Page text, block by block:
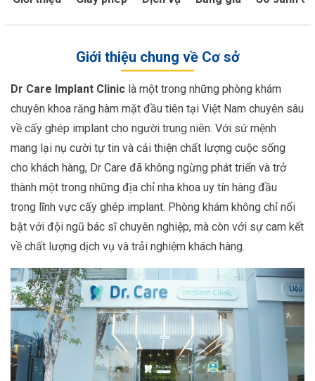
Giới thiệu chung về Cơ sở
Dr Care Implant Clinic là một trong những phòng khám
chuyên khoa răng hàm mặt đầu tiên tại Việt Nam chuyên sâu
về cấy ghép implant cho người trung niên. Với sứ mệnh
mang lại nụ cười tự tin và cải thiện chất lượng cuộc sống
cho khách hàng, Dr Care đã không ngừng phát triển và trở
thành một trong những địa chỉ nha khoa uy tín hàng đầu
trong lĩnh vực cấy ghép implant. Phòng khám không chỉ nổi
bật với đội ngũ bác sĩ chuyên nghiệp, mà còn với sự cam kết
về chất lượng dịch vụ và trải nghiệm khách hàng.